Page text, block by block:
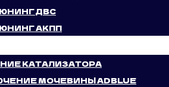
ДВС
АКПП
КАТАЛИЗАТОРА
МОЧЕВИНЫ ADBLUE